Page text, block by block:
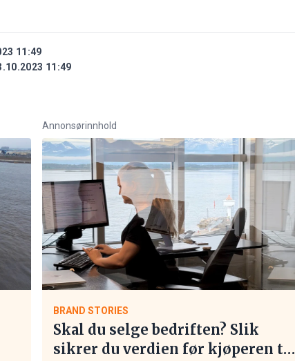
11:49
11:49
Annonsørinnhold
BRAND STORIES
Skal du selge bedriften? Slik
sikrer du verdien før kjøperen tar